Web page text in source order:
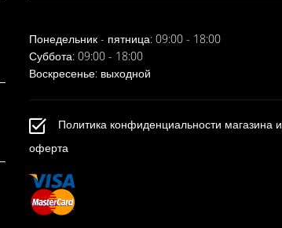
Понедельник - пятница: 09:00 - 18:00
Суббота: 09:00 - 18:00
Воскресенье: выходной
Политика конфиденциальности магазина и
оферта